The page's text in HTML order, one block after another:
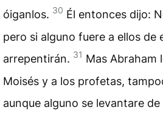
óiganlos. 30 Él entonces dijo:
pero si alguno fuere a ellos de
arrepentirán. 31 Mas Abraham
Moisés y a los profetas,
aunque alguno se levantare